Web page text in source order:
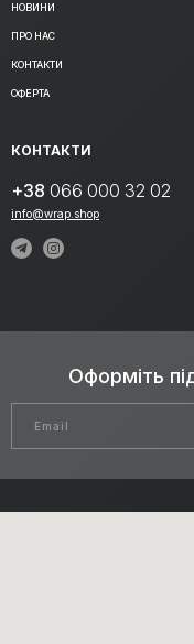
НОВИНИ
ПРО НАС
КОНТАКТИ
ОФЕРТА
КОНТАКТИ
+38 066 000 32 02
info@wrap.shop
Оформіть